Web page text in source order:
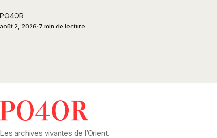
PO4OR
août 2, 2026 7 min de lecture
Les archives vivantes de l’Orient.